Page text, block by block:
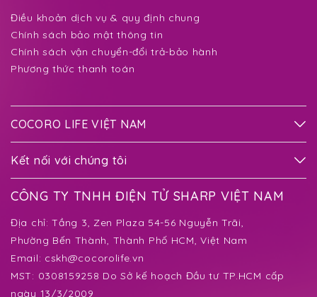
Điều khoản dịch vụ & quy định chung
Chính sách bảo mật thông tin
Chính sách vận chuyển-đổi trả-bảo hành
Phương thức thanh toán
COCORO LIFE VIỆT NAM
Kết nối với chúng tôi
CÔNG TY TNHH ĐIỆN TỬ SHARP VIỆT NAM
Địa chỉ:Tầng 3, Zen Plaza 54-56 Nguyễn Trãi,
Phường Bến Thành, Thành Phố HCM, Việt Nam
Email: cskh@cocorolife.vn
MST: 0308159258 Do Sở kế hoạch Đầu tư TP.HCM cấp
ngày 13/3/2009